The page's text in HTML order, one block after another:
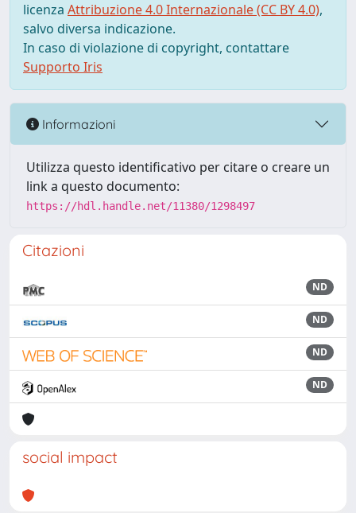
licenza Attribuzione 4.0 Internazionale (CC BY 4.0),
salvo diversa indicazione.
In caso di violazione di copyright, contattare
Supporto Iris
Informazioni
Utilizza questo identificativo per citare o creare un
link a questo documento:
https://hdl.handle.net/11380/1298497
Citazioni
ND
ND
ND
ND
social impact